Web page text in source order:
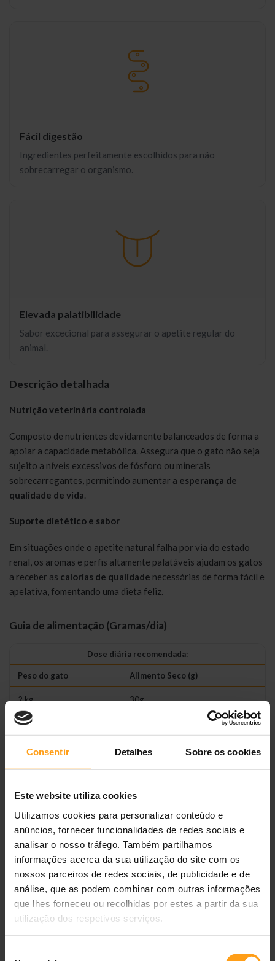
Consentir Detalhes Sobre os cookies
Este website utiliza cookies
Utilizamos cookies para personalizar conteúdo e
anúncios, fornecer funcionalidades de redes sociais e
analisar o nosso tráfego. Também partilhamos
informações acerca da sua utilização do site com os
nossos parceiros de redes sociais, de publicidade e de
análise, que as podem combinar com outras informações
que lhes forneceu ou recolhidas por estes a partir da sua
utilização dos respetivos serviços.
Fácil digestão
Ingredientes perfeitamente escolhidos para não
sobrecarregar o organismo.
Elevada palatibilidade
Sabor excecional para assegurar o apetite regular do
animal.
Descrição detalhada
Nutrição veterinária controlada
Composto de nutrientes devidamente balanceados de forma a
apoiar a capacidade metabólica. Assegura que o gato não seja
sujeito a níveis excessivos de fósforo ou minerais
sobrecarregantes, permitindo aumentar a esperança de
qualidade de vida.
Suporte dietético e sabor
Em situações onde o apetite natural falha por via do estado
renal, os aromas e perfis altamente palatáveis ajudam os gatos
a receber as calorias de qualidade necessárias de forma fácil e
apelativa, fomentando uma dieta feliz.
Guia de alimentação (Gramas/dia)
Dose diária recomendada:
Peso do gato Alimento Seco (g)
2 kg 30g
3 kg
4 kg 55g
Como fazer a transição
Dias 1-3:
75% ração antiga + 25% PPVD Feline NF -
Renal Function Advanced Care
Dias 4-6:50% ração antiga + 50% PPVD Feline NF -
Renal Function Advanced Care
Dias 7-9:25% ração antiga + 75% PPVD Feline NF -
Advanced Care